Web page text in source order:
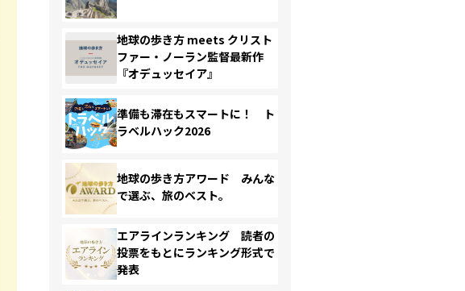
地球の歩き方 meets クリスト
ファー・ノーラン監督最新作
『オデュッセイア』
準備も滞在もスマートに！ ト
ラベルハック2026
地球の歩き方アワード みんな
で選ぶ、旅のベスト。
エアラインランキング 読者の
投票をもとにランキング形式で
発表